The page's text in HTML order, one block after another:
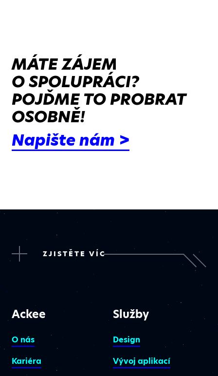
MÁTE ZÁJEM
O SPOLUPRÁCI?
POJĎME TO PROBRAT
OSOBNĚ!
Napište nám >
ZJISTĚTE VÍC
Ackee
O nás
Kariéra
Služby
Design
Vývoj aplikací